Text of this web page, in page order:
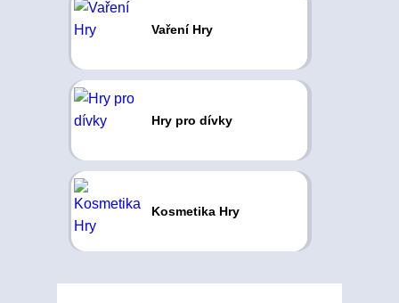
Vaření Hry
Hry pro dívky
Kosmetika Hry